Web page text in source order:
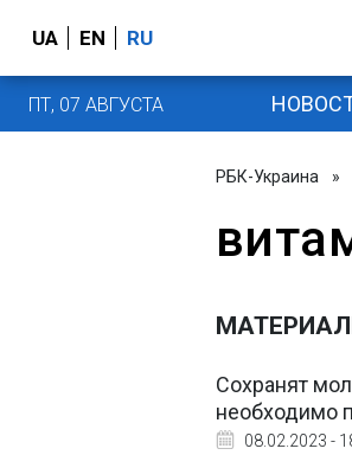
UA EN RU
ПТ, 07 АВГУСТА
РБК-Украина »
Сохранят
необходимо
08.02.2023 -